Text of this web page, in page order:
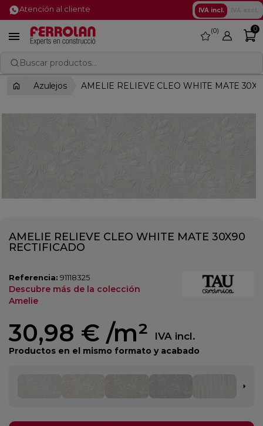
Atención al cliente IVA incl.
 favorite
0 0
Buscar productos...
Azulejos AMELIE RELIEVE CLEO WHITE MATE
AMELIE RELIEVE CLEO WHITE MATE 30X90
RECTIFICADO
Referencia: 91118325
Descubre más de la colección
Amelie
30,98 € /m² IVA incl.
Productos en el mismo formato y acabado